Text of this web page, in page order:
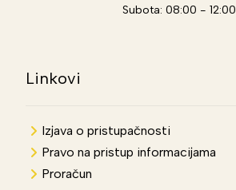
Subota: 08:00 - 12:00
Linkovi
Izjava o pristupačnosti
Pravo na pristup informacijama
Proračun